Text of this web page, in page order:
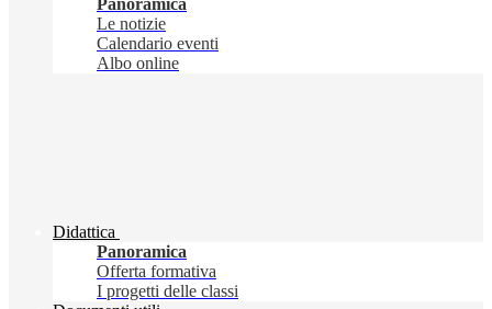
Panoramica
Le notizie
Calendario eventi
Albo online
Didattica
Panoramica
Offerta formativa
I progetti delle classi